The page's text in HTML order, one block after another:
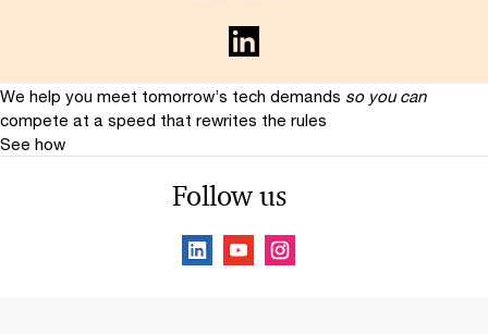
We help you meet tomorrow’s tech demands so you can
compete at a speed that rewrites the rules
See how
Follow us